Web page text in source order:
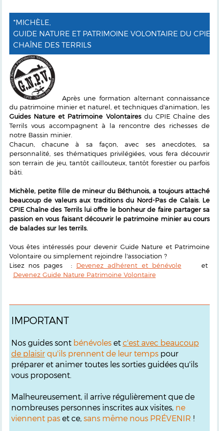
*MICHÈLE,
GUIDE NATURE ET PATRIMOINE VOLONTAIRE DU CPIE
CHAÎNE DES TERRILS
Après une formation alternant connaissance
du patrimoine minier et naturel, et techniques d'animation, les
Guides Nature et Patrimoine Volontairesdu CPIE Chaîne des
Terrils vous accompagnent à la rencontre des richesses de
notre Bassin minier.
Chacun, chacune à sa façon, avec ses anecdotes, sa
personnalité, ses thématiques privilégiées, vous fera découvrir
son terrain de jeu, tantôt caillouteux, tantôt forestier ou parfois
bâti.
Michèle, petite fille de mineur du Béthunois, a toujours attaché
beaucoup de valeurs aux traditions du Nord-Pas de Calais. Le
CPIE Chaîne des Terrils lui offre le bonheur de faire partager sa
passion en vous faisant découvrir le patrimoine minier au cours
de balades sur les terrils.
Vous êtes intéressés pour devenir Guide Nature et Patrimoine
Volontaire ou simplement rejoindre l'association ?
Lisez nos pages : Devenez adhérent et bénévole et
Devenez Guide Nature Patrimoine Volontaire
IMPORTANT
Nos guides sont bénévoleset c'est avec beaucoup
de plaisirqu'ils prennent de leur tempspour
préparer et animer toutes les sorties guidées qu'ils
vous proposent.
Malheureusement, il arrive régulièrement que de
nombreuses personnes inscrites aux visites, ne
viennent paset ce, sans même nous PRÉVENIR !